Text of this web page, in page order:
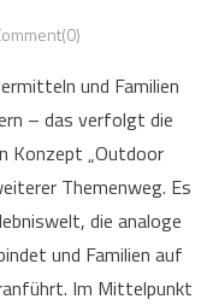
und Familien
– das verfolgt die
Konzept „Outdoor
Themenweg. Es
die analoge
und Familien auf
Im Mittelpunkt